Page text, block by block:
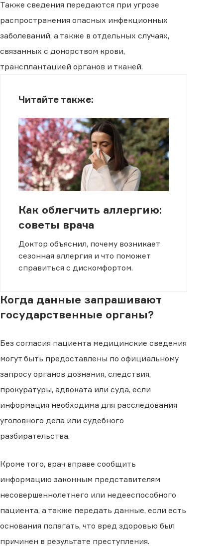
Также сведения передаются при угрозе
распространения опасных инфекционных
заболеваний, а также в отдельных случаях,
связанных с донорством крови,
трансплантацией органов и тканей.
Читайте также:
Как облегчить аллергию:
советы врача
Доктор объяснил, почему возникает
сезонная аллергия и что поможет
справиться с дискомфортом.
Когда данные запрашивают
государственные органы?
Без согласия пациента медицинские сведения
могут быть предоставлены по официальному
запросу органов дознания, следствия,
прокуратуры, адвоката или суда, если
информация необходима для расследования
уголовного дела или судебного
разбирательства.
Кроме того, врач вправе сообщить
информацию законным представителям
несовершеннолетнего или недееспособного
пациента, а также передать данные, если есть
основания полагать, что вред здоровью был
причинен в результате преступления.